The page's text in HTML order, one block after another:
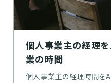
個人事業主の経理
業の時間
個人事業主の経理時間を